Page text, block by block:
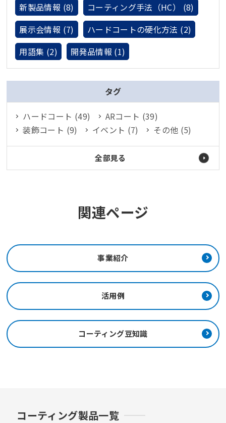
新製品情報 (8)
コーティング手法（HC） (8)
展示会情報 (7)
ハードコートの硬化方法 (2)
用語集 (2)
開発品情報 (1)
タグ
ハードコート (49)
ARコート (39)
装飾コート (9)
イベント (7) その他 (5)
全部見る
関連ページ
事業紹介
活用例
コーティング豆知識
コーティング製品一覧